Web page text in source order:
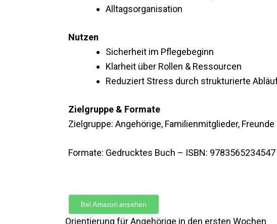
Alltagsorganisation
Nutzen
Sicherheit im Pflegebeginn
Klarheit über Rollen & Ressourcen
Reduziert Stress durch strukturierte
Zielgruppe & Formate
Zielgruppe: Angehörige, Familienmitglieder, Freunde
Formate: Gedrucktes Buch – ISBN: 9783565234547
Bei Amazon ansehen
Orientierung für Angehörige in den ersten Wochen